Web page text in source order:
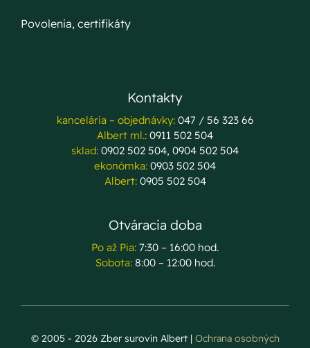
Povolenia, certifikáty
Kontakty
kancelária – objednávky:047 / 56 323 66
Albert ml.: 0911 502 504
sklad: 0902 502 504, 0904 502 504
ekonómka: 0903 502 504
Albert:0905 502 504
Otváracia doba
Po až Pia: 7:30 – 16:00 hod.
Sobota:8:00 – 12:00 hod.
© 2005 - 2026 Zber surovín Albert | Ochrana osobných